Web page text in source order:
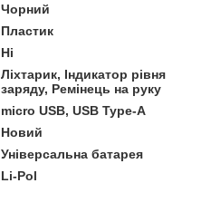
Чорний
Пластик
Ні
Ліхтарик, Індикатор рівня
заряду, Ремінець на руку
micro USB, USB Type-A
Новий
Універсальна батарея
Li-Pol